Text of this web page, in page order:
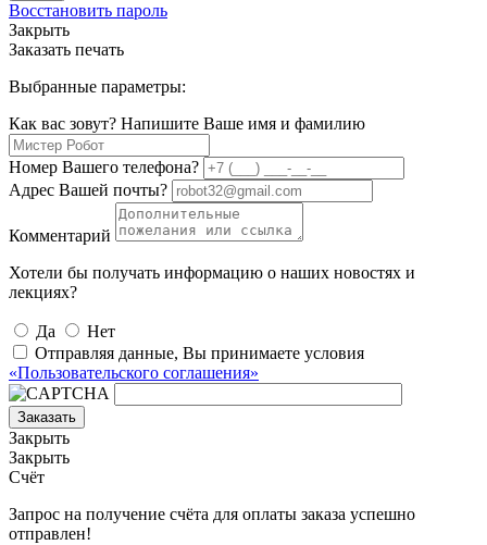
Восстановить пароль
Закрыть
Заказать печать
Выбранные параметры:
Как вас зовут? Напишите Ваше имя и фамилию
Номер Вашего телефона?
Адрес Вашей почты?
Комментарий
Хотели бы получать информацию о наших новостях и
лекциях?
Да
Нет
Отправляя данные, Вы принимаете условия
«Пользовательского соглашения»
Заказать
Закрыть
Закрыть
Счёт
Запрос на получение счёта для оплаты заказа успешно
отправлен!